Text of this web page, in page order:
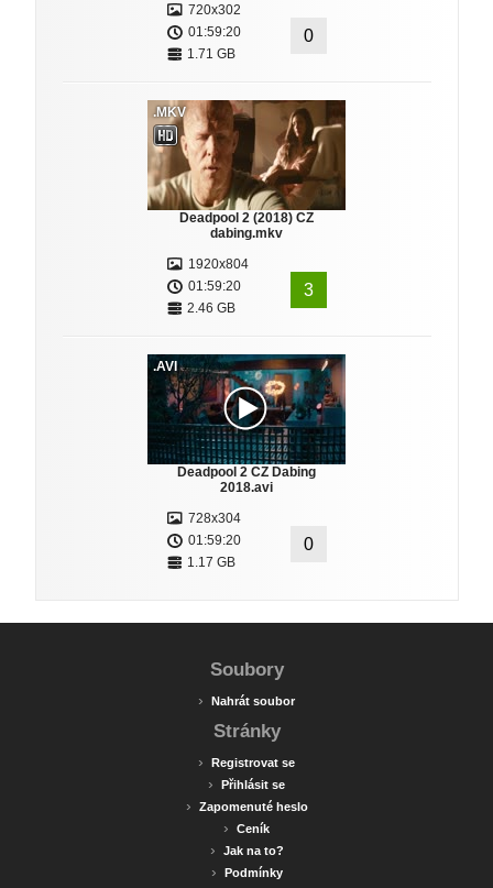
720x302
01:59:20
1.71 GB
0
.MKV
Deadpool 2 (2018) CZ
dabing.mkv
1920x804
01:59:20
2.46 GB
3
.AVI
Deadpool 2 CZ Dabing
2018.avi
728x304
01:59:20
1.17 GB
0
Soubory
› Nahrát soubor
Stránky
› Registrovat se
› Přihlásit se
› Zapomenuté heslo
› Ceník
› Jak na to?
› Podmínky